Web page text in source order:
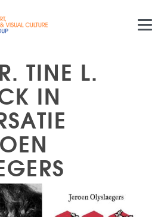
TINE L.
IN